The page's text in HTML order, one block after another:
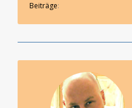
Beiträge